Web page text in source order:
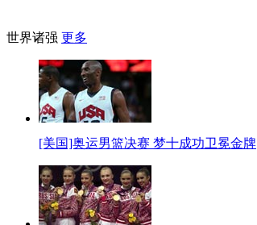
世界诸强 更多
[美国]奥运男篮决赛 梦十成功卫冕金牌